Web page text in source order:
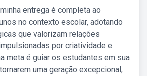
entrega é completa ao
no contexto escolar, adotando
que valorizam relações
por criatividade e
meta é guiar os estudantes em sua
uma geração excepcional,